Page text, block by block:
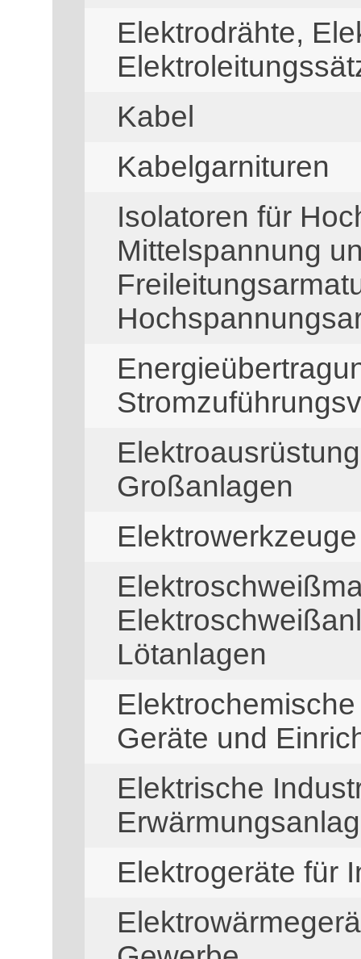
Elektrodrähte,
Kabel
Kabelgarnituren
Isolatoren für
Mittelspannung
Großanlagen
Elektrowerkzeuge
Lötanlagen
Geräte und
Elektrische
Elektrogeräte für